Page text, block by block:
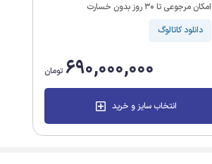
امکان مرجوعی تا 30 روز بدون خسارت
دانلود کاتالوگ
690,000,000 تومان
انتخاب سایز و خرید